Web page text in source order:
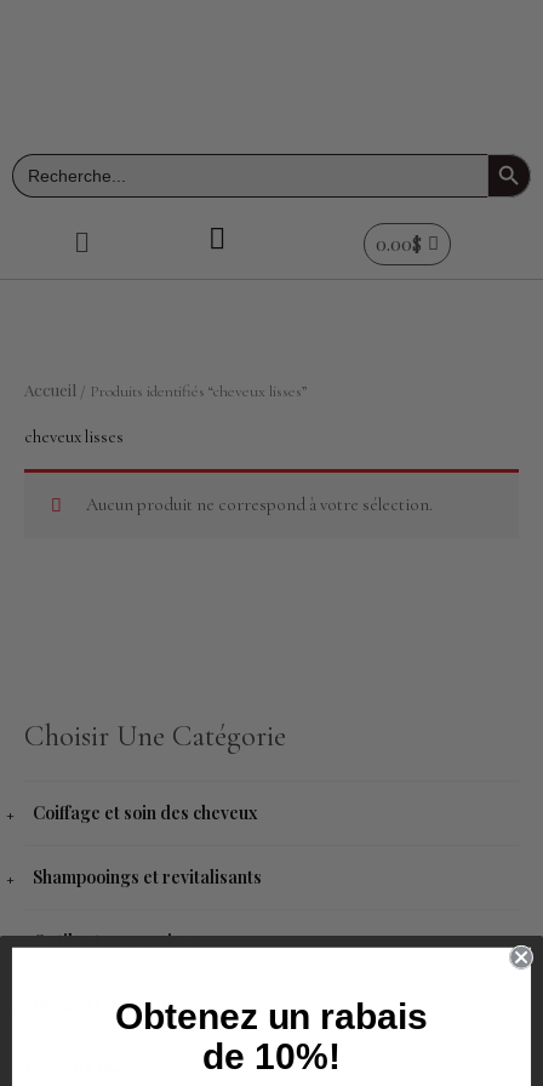
Search
for:
Search Button
Menu 0.00$
Choisir Une Catégorie
Coiffage et soin des cheveux
Shampooings et revitalisants
Outils et accessoires
Produits Pour Homme
Accueil / Produits identifiés “cheveux lisses”
cheveux lisses
Aucun produit ne correspond à votre sélection.
Obtenez un rabais
de 10%!